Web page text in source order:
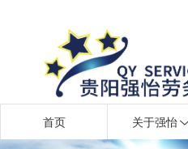
首页 关于强怡